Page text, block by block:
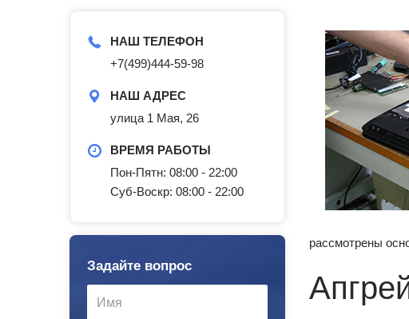
НАШ ТЕЛЕФОН
+7(499)444-59-98
НАШ АДРЕС
улица 1 Мая, 26
ВРЕМЯ РАБОТЫ
Пон-Пятн: 08:00 - 22:00
Суб-Воскр: 08:00 - 22:00
Задайте вопрос
рассмотрены